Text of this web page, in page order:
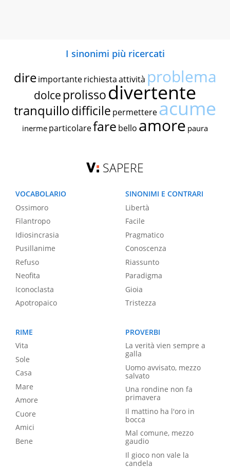
I sinonimi più ricercati
dire importante richiestaattività problema
dolce prolissodivertente
tranquillodifficile permettereacume
inerme particolarefare bello amore paura
SAPERE
VOCABOLARIO
Ossimoro
Filantropo
Idiosincrasia
Pusillanime
Refuso
Neofita
Iconoclasta
Apotropaico
SINONIMI E CONTRARI
Libertà
Facile
Pragmatico
Conoscenza
Riassunto
Paradigma
Gioia
Tristezza
RIME
Vita
Sole
Casa
Mare
Amore
Cuore
Amici
Bene
PROVERBI
La verità vien sempre a
galla
Uomo avvisato, mezzo
salvato
Una rondine non fa
primavera
Il mattino ha l'oro in
bocca
Mal comune, mezzo
gaudio
Il gioco non vale la
candela